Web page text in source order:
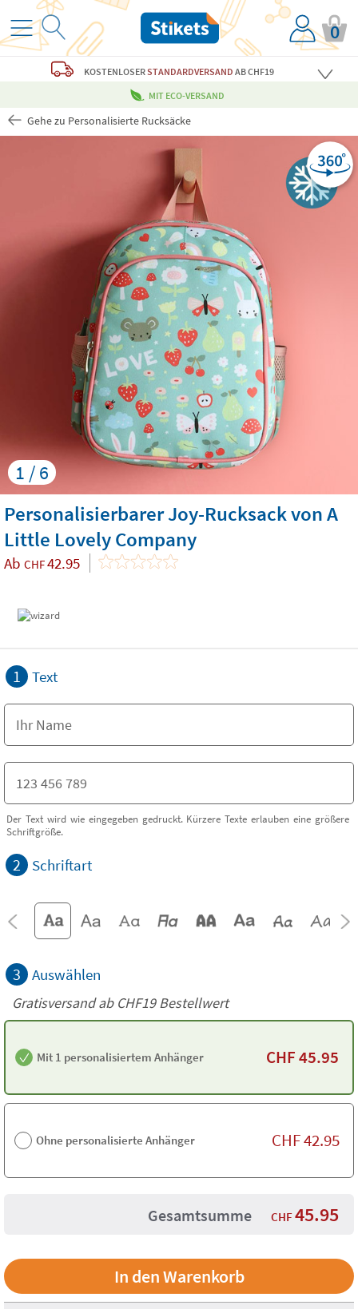
0
KOSTENLOSERSTANDARDVERSAND AB CHF19
MIT ECO-VERSAND
Gehe zu Personalisierte Rucksäcke
1 / 6
Personalisierbarer Joy-Rucksack von A
Little Lovely Company
Ab CHF42.95
1 Text
Der Text wird wie eingegeben gedruckt. Kürzere Texte erlauben eine größere
Schriftgröße.
2 Schriftart
3 Auswählen
Gratisversand ab CHF19Bestellwert
Mit 1 personalisiertem Anhänger CHF45.95
Ohne personalisierte Anhänger CHF42.95
Gesamtsumme CHF45.95